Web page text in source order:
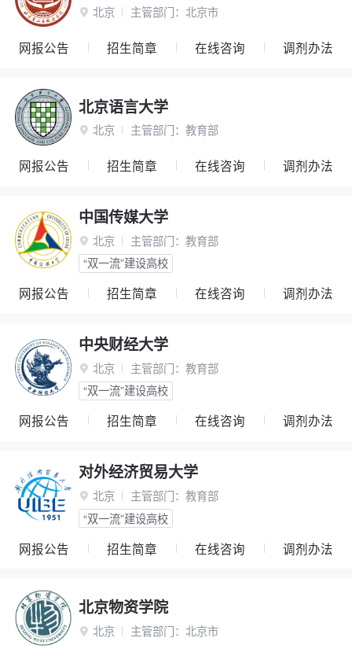
 北京 主管部门： 北京市
网报公告 招生简章 在线咨询 调剂办法
北京语言大学
 北京 主管部门： 教育部
网报公告 招生简章 在线咨询 调剂办法
中国传媒大学
 北京 主管部门： 教育部
“双一流”建设高校
网报公告 招生简章 在线咨询 调剂办法
中央财经大学
 北京 主管部门： 教育部
“双一流”建设高校
网报公告 招生简章 在线咨询 调剂办法
对外经济贸易大学
 北京 主管部门： 教育部
“双一流”建设高校
网报公告 招生简章 在线咨询 调剂办法
北京物资学院
 北京 主管部门： 北京市